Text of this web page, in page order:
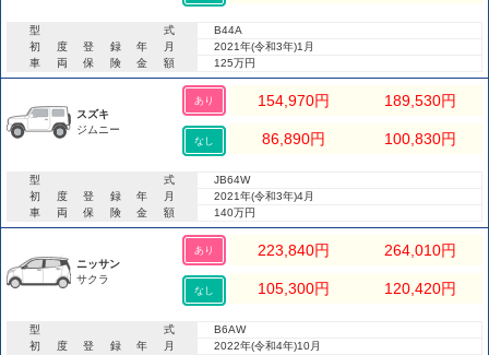
型式
B44A
初度登録年月
2021年(令和3年)1月
車両保険金額
125万円
スズキ
ジムニー
あり 154,970円 189,530円
なし 86,890円 100,830円
型式
JB64W
初度登録年月
2021年(令和3年)4月
車両保険金額
140万円
ニッサン
サクラ
あり 223,840円 264,010円
なし 105,300円 120,420円
型式
B6AW
初度登録年月
2022年(令和4年)10月